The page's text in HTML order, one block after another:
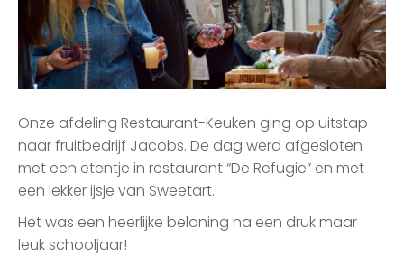
Onze afdeling Restaurant-Keuken ging op uitstap
naar fruitbedrijf Jacobs. De dag werd afgesloten
met een etentje in restaurant “De Refugie” en met
een lekker ijsje van Sweetart.
Het was een heerlijke beloning na een druk maar
leuk schooljaar!